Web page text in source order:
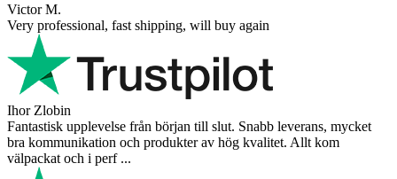
Victor M.
Very professional, fast shipping, will buy again
Ihor Zlobin
Fantastisk upplevelse från början till slut. Snabb leverans, mycket
bra kommunikation och produkter av hög kvalitet. Allt kom
välpackat och i perf ...